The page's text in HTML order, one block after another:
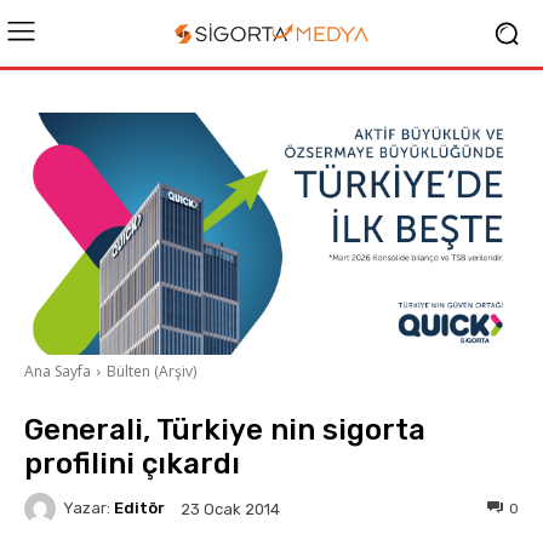
Ana Sayfa Bülten (Arşiv)
Generali, Türkiye nin sigorta
profilini çıkardı
Yazar: Editör 23 Ocak 2014 0